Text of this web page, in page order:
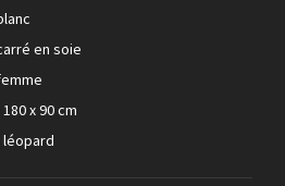
en soie
x 90 cm
léopard